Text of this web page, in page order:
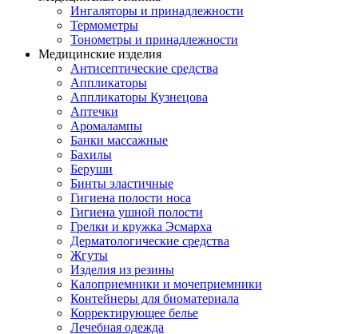
Ингаляторы и принадлежности
Термометры
Тонометры и принадлежности
Медицинские изделия
Антисептические средства
Аппликаторы
Аппликаторы Кузнецова
Аптечки
Аромалампы
Банки массажные
Бахилы
Беруши
Бинты эластичные
Гигиена полости носа
Гигиена ушной полости
Грелки и кружка Эсмарха
Дерматологические средства
Жгуты
Изделия из резины
Калоприемники и мочеприемники
Контейнеры для биоматериала
Корректирующее белье
Лечебная одежда